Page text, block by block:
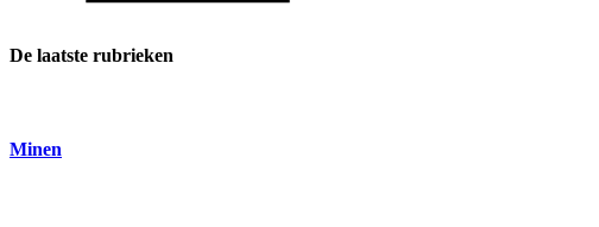
De laatste rubrieken
Minen